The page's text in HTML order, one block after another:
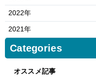
6月
4月
2月
6月
2月
4月
2022年
8月
6月
2021年
10月
8月
Categories
オススメ記事